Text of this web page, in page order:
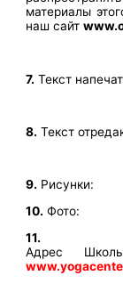
материалы
наш сайт
7. Текст
8. Текст
9. Рисунки:
10. Фото:
11.
Адрес